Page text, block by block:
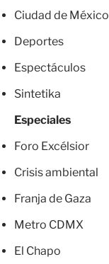
Ciudad de México
Deportes
Espectáculos
Sintetika
Especiales
Foro Excélsior
Crisis ambiental
Franja de Gaza
Metro CDMX
El Chapo